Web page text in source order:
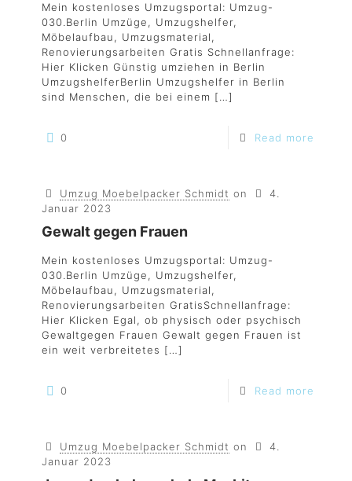
Mein kostenloses Umzugsportal: Umzug-
030.Berlin Umzüge, Umzugshelfer,
Möbelaufbau, Umzugsmaterial,
Renovierungsarbeiten Gratis Schnellanfrage:
Hier Klicken Günstig umziehen in Berlin
UmzugshelferBerlin Umzugshelfer in Berlin
sind Menschen, die bei einem […]
0 Read more
Umzug Moebelpacker Schmidt on
4.
Januar 2023
Gewalt gegen Frauen
Mein kostenloses Umzugsportal: Umzug-
030.Berlin Umzüge, Umzugshelfer,
Möbelaufbau, Umzugsmaterial,
Renovierungsarbeiten GratisSchnellanfrage:
Hier Klicken Egal, ob physisch oder psychisch
Gewaltgegen Frauen Gewalt gegen Frauen ist
ein weit verbreitetes […]
0 Read more
Umzug Moebelpacker Schmidt on
4.
Januar 2023